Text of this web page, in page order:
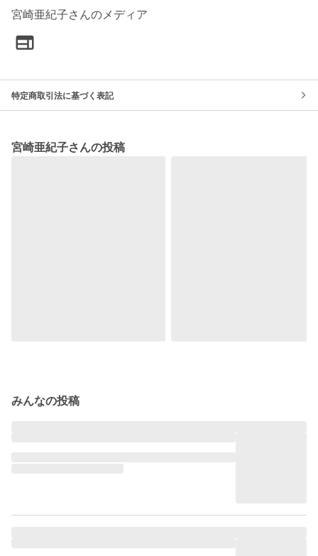
宮崎亜紀子さんのメディア
特定商取引法に基づく表記
宮崎亜紀子さんの投稿
みんなの投稿